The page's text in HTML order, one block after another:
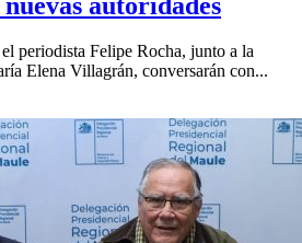
periodista Felipe Rocha, junto a la
Elena Villagrán, conversarán con...